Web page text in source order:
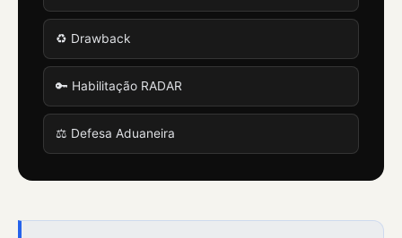
♻️ Drawback
🔑 Habilitação RADAR
⚖️ Defesa Aduaneira